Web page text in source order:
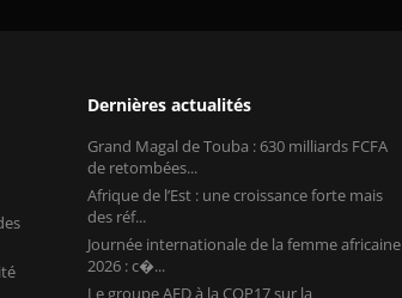
Dernières actualités
Grand Magal de Touba : 630 milliards FCFA
de retombées...
Afrique de l’Est : une croissance forte mais
des réf...
Journée internationale de la femme africaine
2026 : c�...
Le groupe AFD à la COP17 sur la